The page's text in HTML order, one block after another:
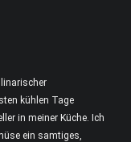
kühlen Tage
in meiner Küche. Ich
ein samtiges,